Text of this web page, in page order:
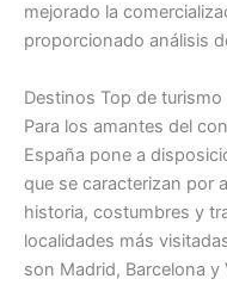
mejorado la
proporcionado análisis
Destinos Top de turismo
Para los amantes del
España pone a
que se caracterizan por
historia, costumbres y
localidades más
son Madrid, Barcelona y